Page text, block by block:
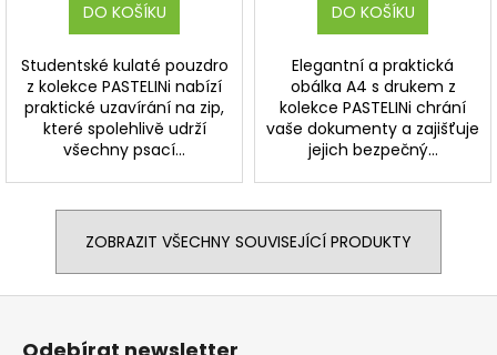
DO KOŠÍKU
Studentské kulaté pouzdro
z kolekce PASTELINi nabízí
praktické uzavírání na zip,
které spolehlivě udrží
všechny psací...
DO KOŠÍKU
Elegantní a praktická
obálka A4 s drukem z
kolekce PASTELINi chrání
vaše dokumenty a zajišťuje
jejich bezpečný...
ZOBRAZIT VŠECHNY SOUVISEJÍCÍ PRODUKTY
Z